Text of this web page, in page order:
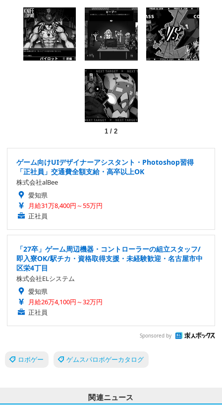
1/ 2
ゲーム向けUIデザイナーアシスタント・Photoshop習得
「正社員」交通費全額支給・高卒以上OK
株式会社alBee
愛知県
月給31万8,400円～55万円
正社員
「27卒」ゲーム周辺機器・コントローラーの組立スタッフ/
即入寮OK/駅チカ・資格取得支援・未経験歓迎・名古屋市中
区栄4丁目
株式会社ELシステム
愛知県
月給26万4,100円～32万円
正社員
Sponsored by
ロボゲー ゲムスパロボゲーカタログ
関連ニュース